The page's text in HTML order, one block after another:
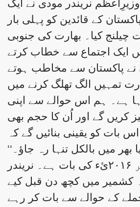
نریندر مودی نے ایک
کے قائدین کو پہلی بار
چیلنج کیا۔ بھارت کی جنوبی
ایک اجتماع سے خطاب کرتے
نے پاکستان سے مخاطب ہوتے
تمہیں الگ تھلگ کرنے میں
ہے۔ ہم اس حوالے سے اپنی
کریں گے اور اُن کا حجم بھی
بات کو یقینی بنائیں گے کہ
بھر میں بالکل تنہا رہ جاؤ۔‘‘
یہ ۱۶؍ستمبر ۲۰۱۶ئء کی بات ہے۔ نریندر
کشمیر میں کچھ دن قبل کیے
کے حوالے سے بات کر رہے